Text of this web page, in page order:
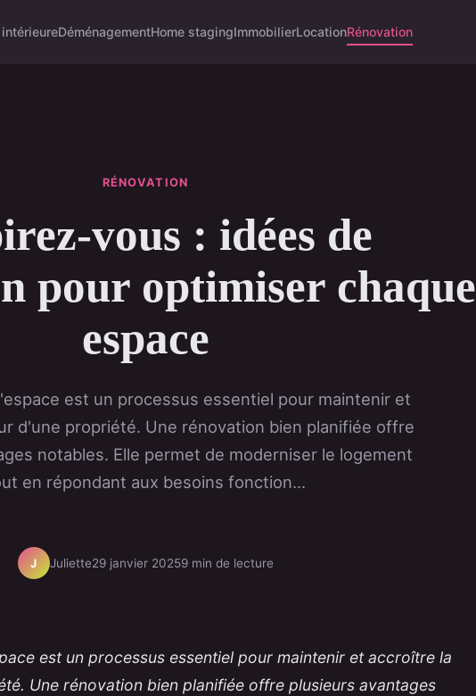
DéménagementHome stagingImmobilierLocationRénovation
RÉNOVATION
vous : idées de
pour optimiser chaque
espace
est un processus essentiel pour maintenir et
d'une propriété. Une rénovation bien planifiée offre
notables. Elle permet de moderniser le logement
en répondant aux besoins fonction...
J Juliette29 janvier 20259 min de lecture
est un processus essentiel pour maintenir et accroître la
Une rénovation bien planifiée offre plusieurs avantages